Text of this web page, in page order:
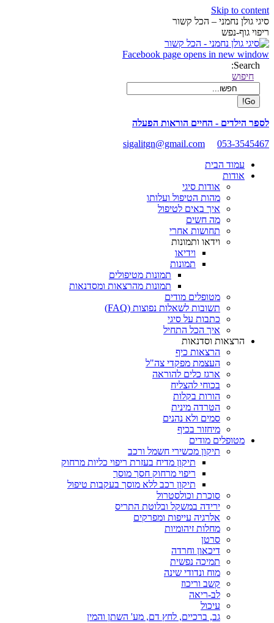
Skip to content
סיגי גולן נחמני – הכל קשור
ריפוי גוף-נפש
Facebook page opens in new window
Search:
חיפוש
לספר הילדים - החיים הוראות הפעלה
sigalitgn@gmail.com
053-3545467
עמוד הבית
אודות
אודות סיגי
מהות הטיפול ועלותו
איך באים לטיפול
מה חשים
תחושות אחרי
וידאו ותמונות
וידיאו
תמונות
תמונות מטיפולים
תמונות מהרצאות ומסדנאות
מטופלים מודים
תשובות לשאלות נפוצות (FAQ)
כתבות על סיגי
איך הכל התחיל
הרצאות וסדנאות
הרצאות כיף
העצמת מפקדי צה"ל
ארגז כלים להוראה
בכוחי להצליח
הורות בקלות
הטרדה מינית
סמים ולא נהנים
מיחזור בכיף
מטופלים מודים
תיקון מכשירי חשמל ורכב
תיקון מדיח בעזרת ריפוי כליות מרחוק
ריפוי מרחוק חסך מוסך
תיקון רכב ללא מוסך בעקבות טיפול
סוכרת וכולסטרול
ירידה במשקל ובלוטת התריס
אלרגיה עייפות ומפרקים
מחלות זיהומיות
סרטן
דיכאון וחרדה
תמיכה נפשית
מוח ונדודי שינה
קשב וריכוז
לב-ריאה
עיכול
גב, ברכיים, לחץ דם, מע' השתן והמין